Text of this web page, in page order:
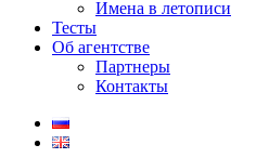
Имена в летописи
Тесты
Об агентстве
Партнеры
Контакты